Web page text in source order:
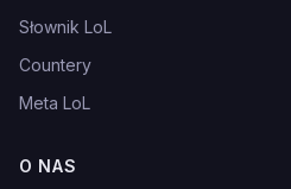
Słownik LoL
Countery
Meta LoL
O NAS